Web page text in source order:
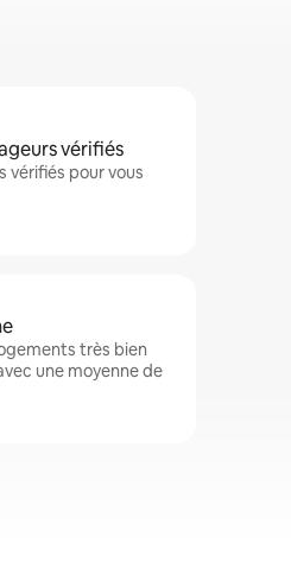
vérifiés
vérifiés pour vous
très bien
une moyenne de